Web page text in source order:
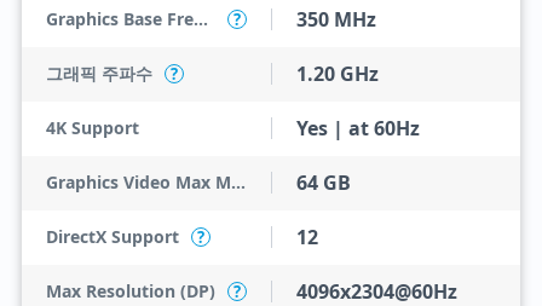
Graphics Base Frequency ? 350 MHz
그래픽 주파수 ? 1.20 GHz
4K Support Yes | at 60Hz
Graphics Video Max Memory 64 GB
DirectX Support ? 12
Max Resolution (DP) ? 4096x2304@60Hz